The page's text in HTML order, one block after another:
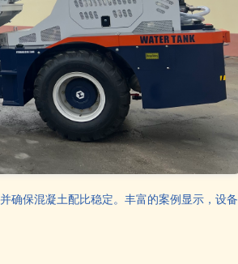
确保混凝土配比稳定。丰富的案例显示，设备